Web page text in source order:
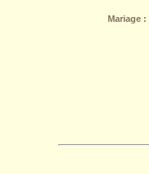
Mariage :